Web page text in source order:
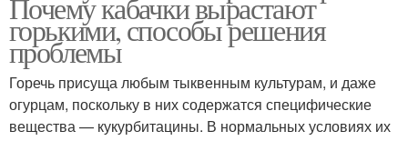
горькими, способы решения
проблемы
Горечь присуща любым тыквенным культурам, и даже
огурцам, поскольку в них содержатся специфические
вещества — кукурбитацины. В нормальных условиях их